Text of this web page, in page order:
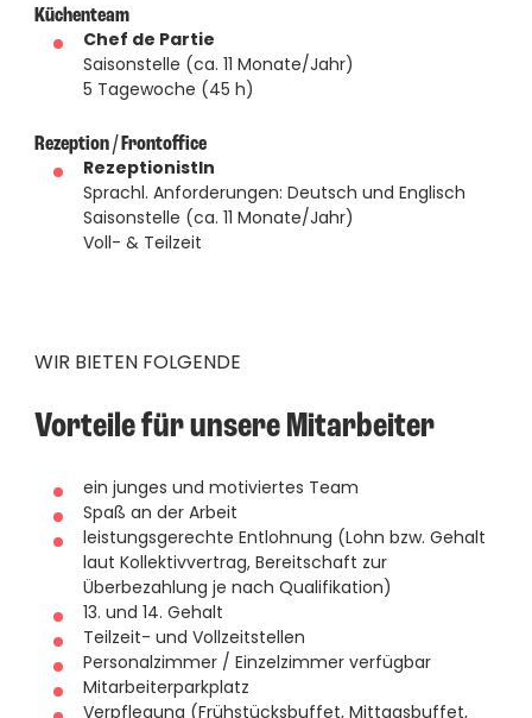
Küchenteam
Chef de Partie
Saisonstelle (ca. 11 Monate/Jahr)
​​​​​​​5 Tagewoche (45 h)
Rezeption / Frontoffice
RezeptionistIn
Sprachl. Anforderungen: Deutsch und Englisch
Saisonstelle (ca. 11 Monate/Jahr)
Voll- & Teilzeit
WIR BIETEN FOLGENDE
Vorteile für unsere Mitarbeiter
ein junges und motiviertes Team
Spaß an der Arbeit
leistungsgerechte Entlohnung (Lohn bzw. Gehalt
laut Kollektivvertrag, Bereitschaft zur
Überbezahlung je nach Qualifikation)
13. und 14. Gehalt
Teilzeit- und Vollzeitstellen
Personalzimmer / Einzelzimmer verfügbar
Mitarbeiterparkplatz
Verpflegung (Frühstücksbuffet, Mittagsbuffet,